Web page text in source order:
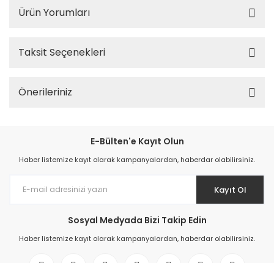
Ürün Yorumları
Taksit Seçenekleri
Önerileriniz
E-Bülten'e Kayıt Olun
Haber listemize kayıt olarak kampanyalardan, haberdar olabilirsiniz.
Kayıt Ol
Sosyal Medyada Bizi Takip Edin
Haber listemize kayıt olarak kampanyalardan, haberdar olabilirsiniz.